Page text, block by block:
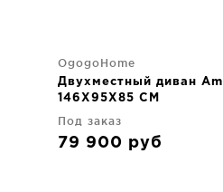
OgogoHome
Двухместный диван
146X95X85 CM
Под заказ
79 900 руб